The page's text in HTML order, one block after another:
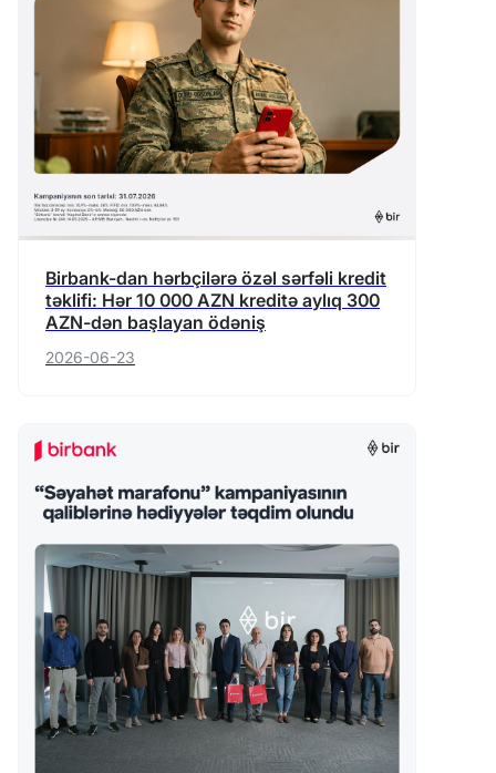
Birbank-dan hərbçilərə özəl sərfəli kredit
təklifi: Hər 10 000 AZN kreditə aylıq 300
AZN-dən başlayan ödəniş
2026-06-23